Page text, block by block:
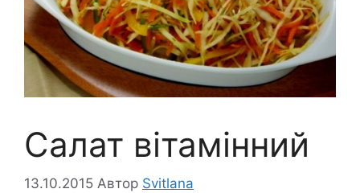
Салат вітамінний
13.10.2015 Автор Svitlana